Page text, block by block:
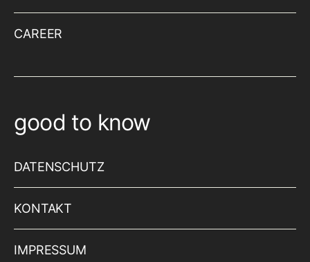
CAREER
good to know
DATENSCHUTZ
KONTAKT
IMPRESSUM